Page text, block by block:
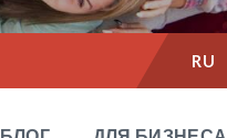
Выбрать
язык:RU